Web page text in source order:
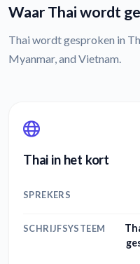
Waar Thai wordt
Thai wordt gesproken in
Myanmar, and Vietnam.
Thai in het kort
SPREKERS
SCHRIJFSYSTEEM